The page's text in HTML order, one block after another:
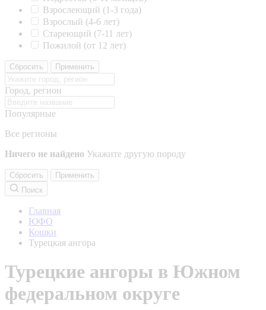
Взрослеющий (1-3 года)
Взрослый (4-6 лет)
Стареющий (7-11 лет)
Пожилой (от 12 лет)
Сбросить Применить
Город, регион
Популярные
Все регионы
Ничего не найдено Укажите другую породу
Сбросить
Применить
Поиск
Главная
ЮФО
Кошки
Турецкая ангора
Турецкие ангоры в Южном
федеральном округе